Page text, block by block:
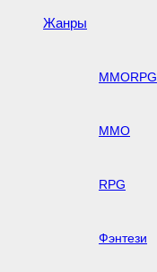
Жанры
MMORPG
MMO
RPG
Фэнтези